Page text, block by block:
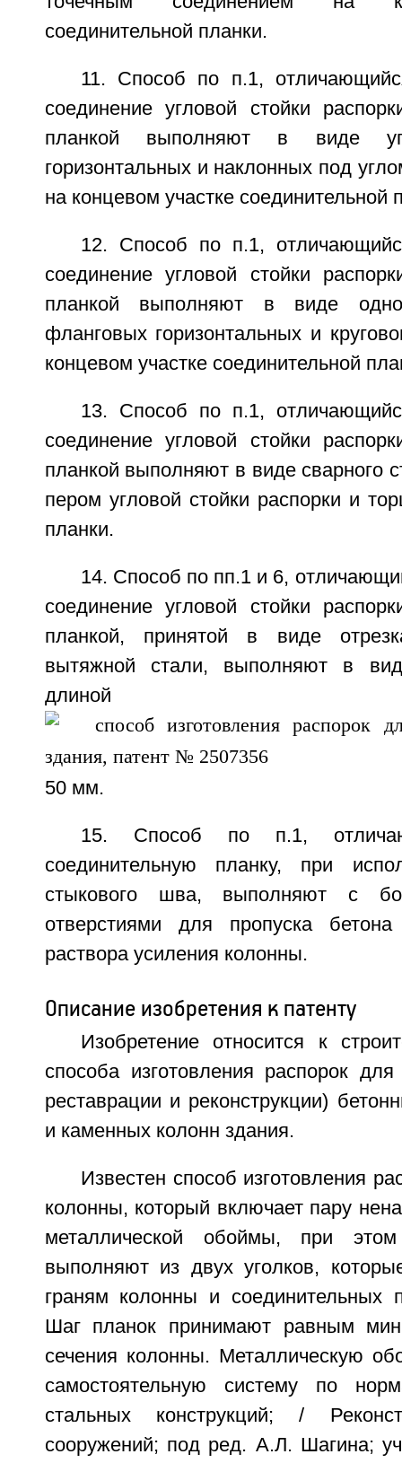
соединительной планки.
11. Способ по п.1,
соединение угловой стойки
планкой выполняют в виде
горизонтальных и наклонных под
на концевом участке соединительной
12. Способ по п.1,
соединение угловой стойки
планкой выполняют в виде
фланговых горизонтальных и
концевом участке соединительной
13. Способ по п.1,
соединение угловой стойки
планкой выполняют в виде сварного
пером угловой стойки распорки и
планки.
14. Способ по пп.1 и 6,
соединение угловой стойки
планкой, принятой в виде
вытяжной стали, выполняют в
50 мм.
15. Способ по п.1,
соединительную планку, при
стыкового шва, выполняют с
отверстиями для пропуска бетона
раствора усиления колонны.
Описание изобретения к патенту
Изобретение относится к
способа изготовления распорок
реставрации и реконструкции)
и каменных колонн здания.
Известен способ изготовления
колонны, который включает пару
металлической обоймы, при
выполняют из двух уголков,
граням колонны и соединительных
Шаг планок принимают равным
сечения колонны. Металлическую
самостоятельную систему по
стальных конструкций; /
сооружений; под ред. А.Л. Шагина;